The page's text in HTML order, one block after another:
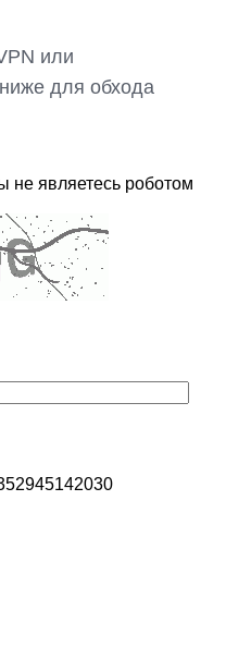
или
для обхода
не являетесь роботом